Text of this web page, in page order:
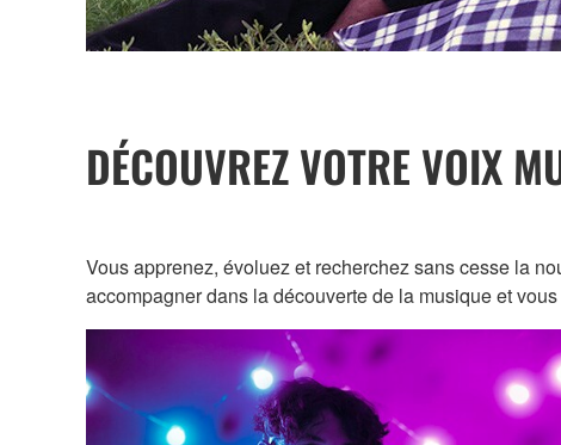
DÉCOUVREZ VOTRE VOIX
Vous apprenez, évoluez et recherchez sans cesse la
accompagner dans la découverte de la musique et